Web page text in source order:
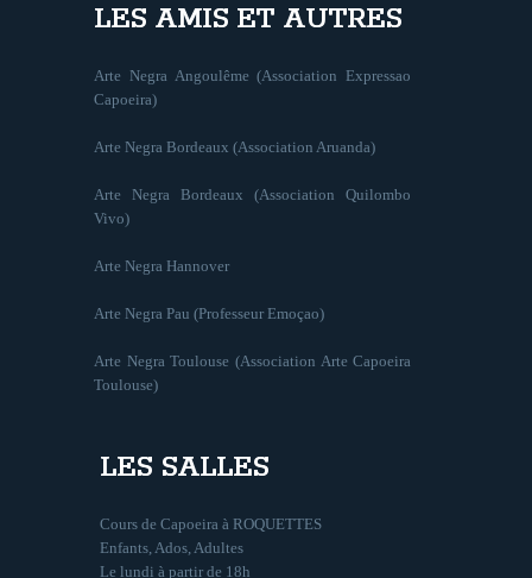
LES AMIS ET AUTRES
Arte Negra Angoulême (Association Expressao
Capoeira)
Arte Negra Bordeaux (Association Aruanda)
Arte Negra Bordeaux (Association Quilombo
Vivo)
Arte Negra Hannover
Arte Negra Pau (Professeur Emoçao)
Arte Negra Toulouse (Association Arte Capoeira
Toulouse)
LES SALLES
Cours de Capoeira à ROQUETTES
Enfants, Ados, Adultes
Le lundi à partir de 18h